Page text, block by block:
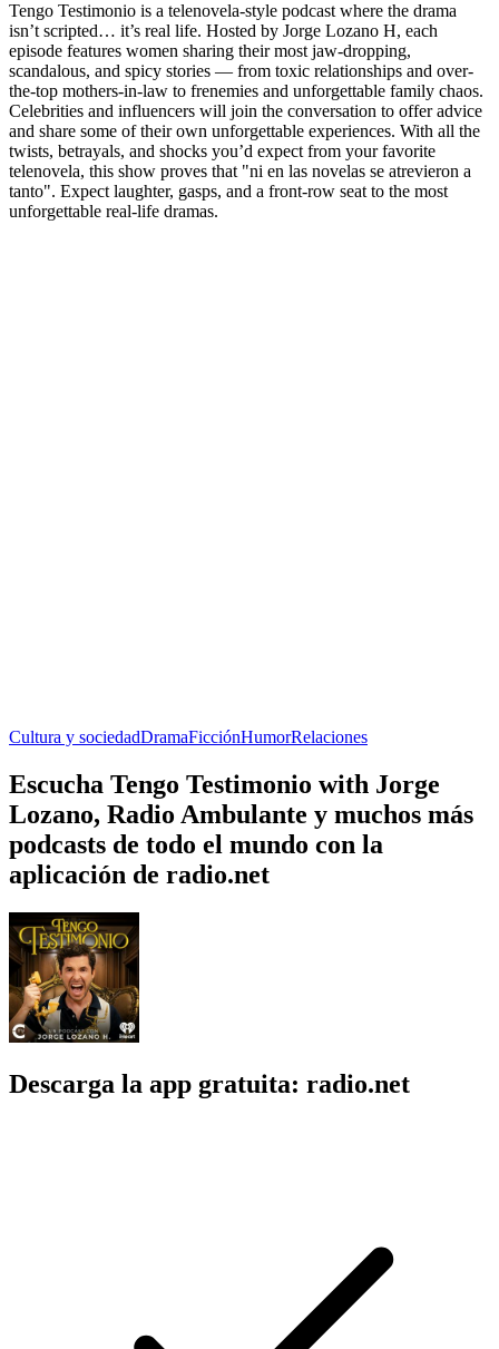
Tengo Testimonio is a telenovela-style podcast where the drama
isn’t scripted… it’s real life. Hosted by Jorge Lozano H, each
episode features women sharing their most jaw-dropping,
scandalous, and spicy stories — from toxic relationships and over-
the-top mothers-in-law to frenemies and unforgettable family chaos.
Celebrities and influencers will join the conversation to offer advice
and share some of their own unforgettable experiences. With all the
twists, betrayals, and shocks you’d expect from your favorite
telenovela, this show proves that "ni en las novelas se atrevieron a
tanto". Expect laughter, gasps, and a front-row seat to the most
unforgettable real-life dramas.
Cultura y sociedadDramaFicciónHumorRelaciones
Escucha Tengo Testimonio with Jorge
Lozano, Radio Ambulante y muchos más
podcasts de todo el mundo con la
aplicación de radio.net
Descarga la app gratuita: radio.net